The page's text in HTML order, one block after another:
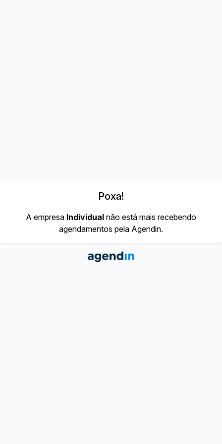
Poxa!
A empresa Individual não está mais recebendo
agendamentos pela Agendin.